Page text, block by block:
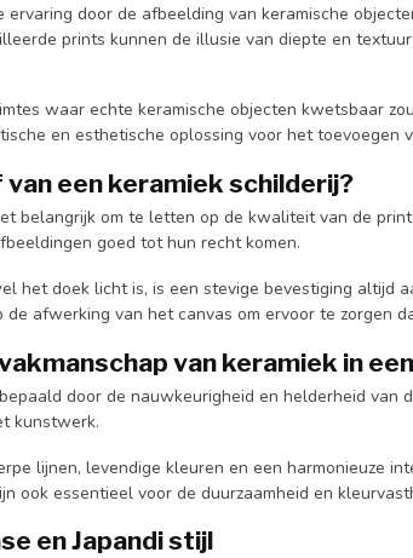
ervaring door de afbeelding van keramische
prints kunnen de illusie van diepte en
waar echte keramische objecten kwetsbaar
en esthetische oplossing voor het toevoegen
een keramiek schilderij?
belangrijk om te letten op de kwaliteit van de
goed tot hun recht komen.
het doek licht is, is een stevige bevestiging altijd
afwerking van het canvas om ervoor te zorgen
van keramiek in
door de nauwkeurigheid en helderheid van
kunstwerk.
lijnen, levendige kleuren en een harmonieuze
ook essentieel voor de duurzaamheid en
en Japandi stijl